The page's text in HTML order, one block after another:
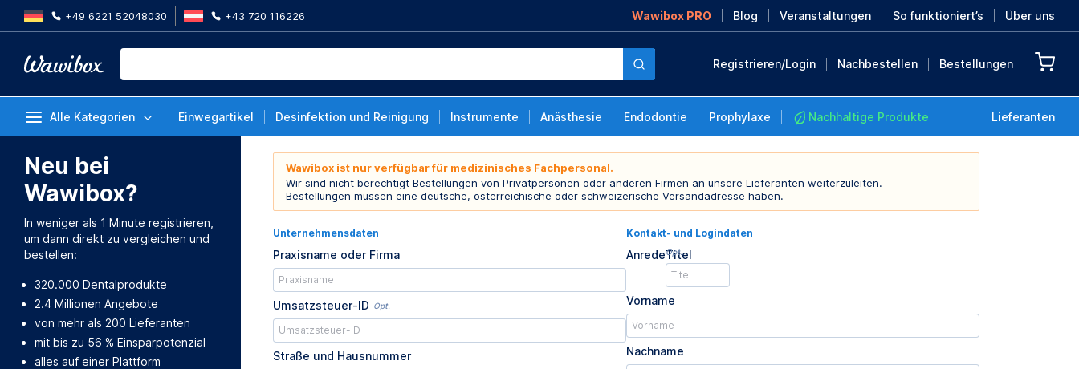
+49 6221 52048030 +43 720 116226 Wawibox PRO Blog Veranstaltungen So funktioniert’s Über uns
Registrieren/Login Nachbestellen Bestellungen
Alle Kategorien Einwegartikel Desinfektion und Reinigung Instrumente Anästhesie Endodontie Prophylaxe Nachhaltige Produkte Lieferanten
MEHR ENTDECKEN
Neu bei
Wawibox?
In weniger als 1 Minute registrieren,
um dann direkt zu vergleichen und
bestellen:
320.000 Dentalprodukte
2.4 Millionen Angebote
von mehr als 200 Lieferanten
mit bis zu 56 % Einsparpotenzial
alles auf einer Plattform
Wawibox ist nur verfügbar für medizinisches Fachpersonal.
Wir sind nicht berechtigt Bestellungen von Privatpersonen oder anderen Firmen an unsere Lieferanten weiterzuleiten.
Bestellungen müssen eine deutsche, österreichische oder schweizerische Versandadresse haben.
Unternehmensdaten
Praxisname oder Firma
Umsatzsteuer-ID Opt.
Straße und Hausnummer
Kontakt- und Logindaten
AnredeTitel
Opt.
Vorname
Nachname